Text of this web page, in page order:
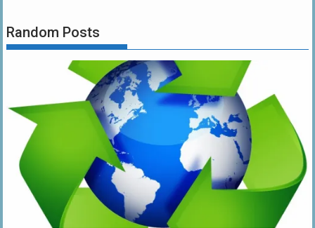
Random Posts